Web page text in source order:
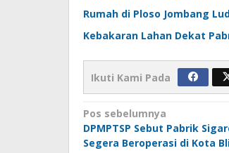
Rumah di Ploso Jombang
Kebakaran Lahan Dekat
Ikuti Kami Pada
Navigasi
pos
Pos sebelumnya
DPMPTSP Sebut Pabrik
Segera Beroperasi di Kota